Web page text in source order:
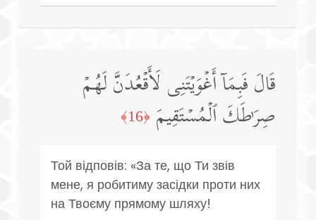
قَالَ فَبِمَاۤ أَغۡوَیۡتَنِی لَأَقۡعُدَنَّ لَهُمۡ
صِرَ ٰ⁠طَكَ ٱلۡمُسۡتَقِیمَ ﴿16﴾
Той відповів: «За те, що Ти звів
мене, я робитиму засідки проти них
на Твоєму прямому шляху!